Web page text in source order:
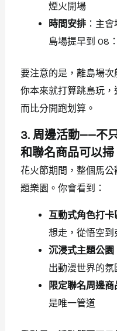
煙火開場
時間安排：主會
島場提早到 08
要注意的是，離島場
你本來就打算跳島玩
而比分開跑划算。
3. 周邊活動——不
和聯名商品可以掃
花火節期間，整個馬
題樂園。你會看到：
互動式角色打卡
想走，從悟空到
沉浸式主題公園
出動漫世界的氛
限定聯名周邊商
是唯一管道